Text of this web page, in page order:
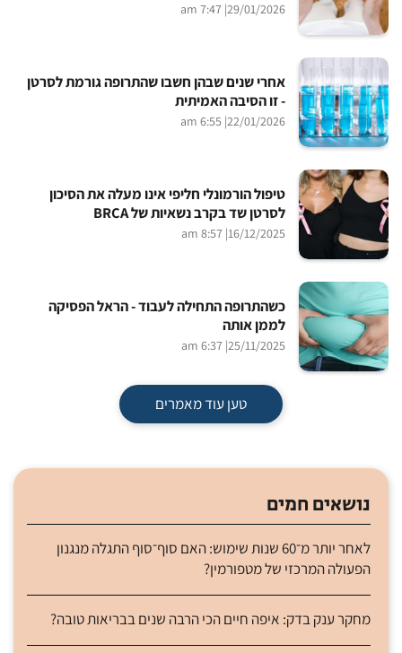
29/01/2026
| 7:47 am
אחרי שנים שבהן חשבו שהתרופה גורמת לסרטן
- זו הסיבה האמיתית
22/01/2026
| 6:55 am
טיפול הורמונלי חליפי אינו מעלה את הסיכון
לסרטן שד בקרב נשאיות של BRCA
16/12/2025
| 8:57 am
כשהתרופה התחילה לעבוד - הראל הפסיקה
לממן אותה
25/11/2025
| 6:37 am
טען עוד מאמרים
נושאים חמים
לאחר יותר מ־60 שנות שימוש: האם סוף־סוף התגלה מנגנון
הפעולה המרכזי של מטפורמין?
מחקר ענק בדק: איפה חיים הכי הרבה שנים בבריאות טובה?